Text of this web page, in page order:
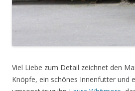
Viel Liebe zum Detail zeichnet den
Knöpfe, ein schönes Innenfutter und